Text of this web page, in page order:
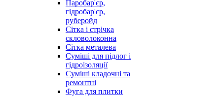
Паробар'єр,
гідробар'єр,
руберойд
Сітка і стрічка
скловолоконна
Сітка металева
Суміші для підлог і
гідроізоляції
Суміші кладочні та
ремонтні
Фуга для плитки